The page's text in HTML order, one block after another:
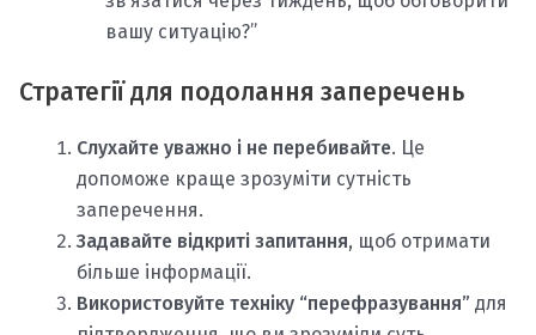
вашу ситуацію?”
Стратегії для подолання заперечень
Слухайте уважно і не перебивайте. Це
допоможе краще зрозуміти сутність
заперечення.
Задавайте відкриті запитання, щоб отримати
більше інформації.
Використовуйте техніку “перефразування” для